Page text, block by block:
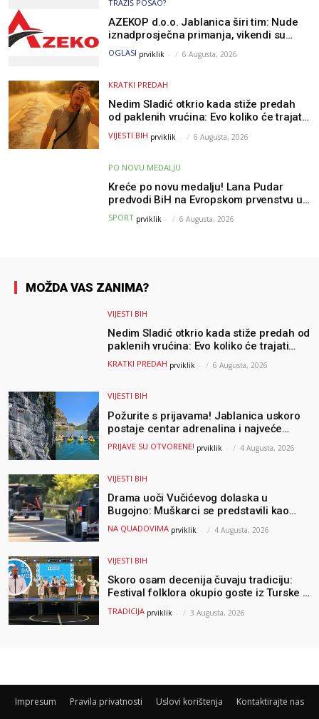
TRAŽIŠ POSAO?
AZEKOP d.o.o. Jablanica širi tim: Nude
iznadprosječna primanja, vikendi su
slobodni, traži se više radnika
OGLASI prviklik - 6 Augusta, 2026
KRATKI PREDAH
Nedim Sladić otkrio kada stiže predah
od paklenih vrućina: Evo koliko će trajati
osvježenje u BiH
VIJESTI BIH prviklik - 6 Augusta, 2026
PO NOVU MEDALJU
Kreće po novu medalju! Lana Pudar
predvodi BiH na Evropskom prvenstvu u
Parizu
SPORT prviklik - 6 Augusta, 2026
MOŽDA VAS ZANIMA?
VIJESTI BIH
Nedim Sladić otkrio kada stiže predah od
paklenih vrućina: Evo koliko će trajati
osvježenje u BiH
KRATKI PREDAH prviklik - 6 Augusta, 2026
VIJESTI BIH
Požurite s prijavama! Jablanica uskoro
postaje centar adrenalina i najveće
outdoor avanture ovog ljeta
PRIJAVE SU OTVORENE! prviklik - 4 Augusta, 2026
VIJESTI BIH
Drama uoči Vučićevog dolaska u
Bugojno: Muškarci se predstavili kao
osiguranje pa pobjegli u šumu
NA QUADOVIMA prviklik - 4 Augusta, 2026
VIJESTI BIH
Skoro osam decenija čuvaju tradiciju:
Festival folklora okupio goste iz Turske i
Albanije
TRADICIJA prviklik - 3 Augusta, 2026
Impresum Pravila privatnosti Uslovi korištenja Kontaktirajte nas